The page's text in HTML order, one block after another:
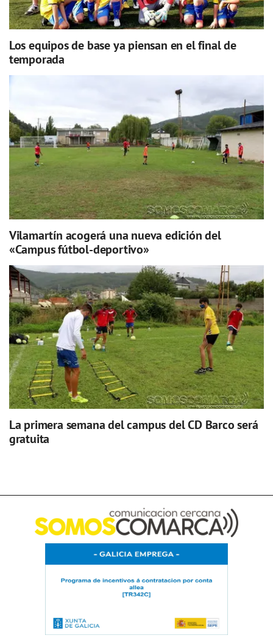
Los equipos de base ya piensan en el final de
temporada
Vilamartín acogerá una nueva edición del
«Campus fútbol-deportivo»
La primera semana del campus del CD Barco será
gratuita